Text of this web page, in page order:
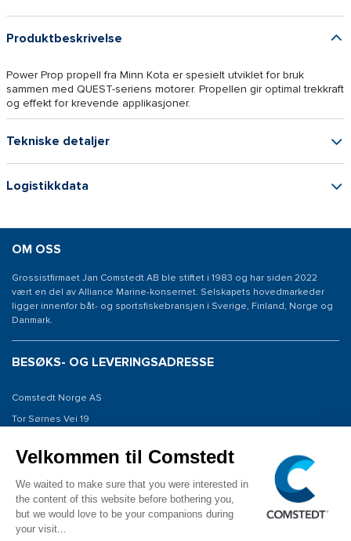
Produktbeskrivelse
Power Prop propell fra Minn Kota er spesielt utviklet for bruk
sammen med QUEST-seriens motorer. Propellen gir optimal trekkraft
og effekt for krevende applikasjoner.
Tekniske detaljer
Logistikkdata
OM OSS
Grossistfirmaet Jan Comstedt AB ble stiftet i 1983 og har siden 2022
vært en del av Alliance Marine-konsernet. Selskapets hovedmarkeder
ligger innenfor båt- og sportsfiskebransjen i Sverige, Finland, Norge og
Danmark.
BESØKS- OG LEVERINGSADRESSE
Comstedt Norge AS
Tor Sørnes Vei 19
Norway
KONTAKT OSS